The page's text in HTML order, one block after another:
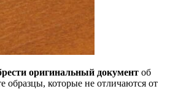
оригинальный документ об
образцы, которые не отличаются от